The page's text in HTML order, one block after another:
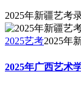
2025年新疆艺考
2025艺考2025年
2025年广西艺术